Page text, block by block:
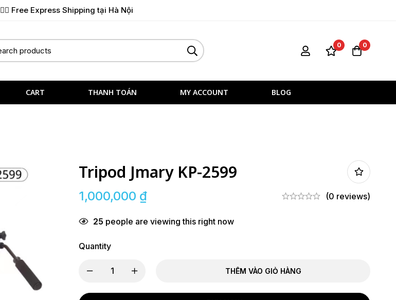
✌🏼 Free Express Shipping tại Hà Nội
0 0
CART THANH TOÁN MY ACCOUNT BLOG
Tripod Jmary KP-2599
1,000,000 ₫ (0 reviews)
25 people are viewing this right now
Quantity
THÊM VÀO GIỎ HÀNG